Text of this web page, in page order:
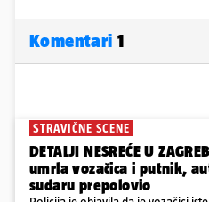
Komentari 1
STRAVIČNE SCENE
DETALJI NESREĆE U
umrla vozačica i putnik,
sudaru prepolovio